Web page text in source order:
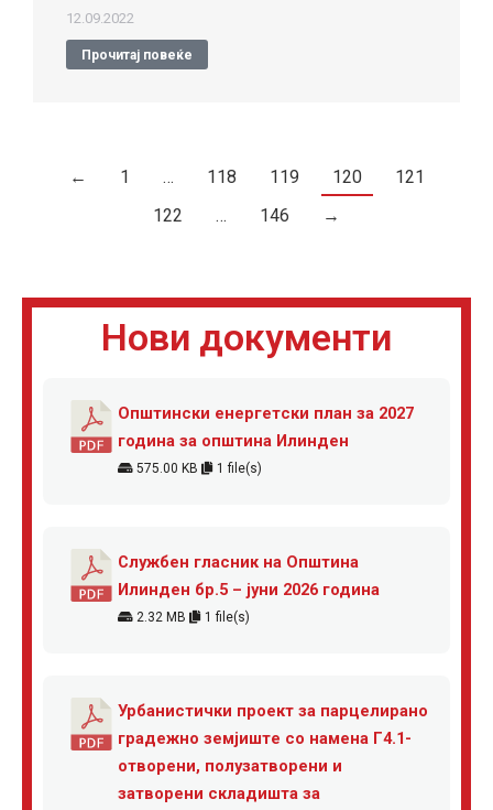
12.09.2022
Прочитај повеќе
← 1 … 118 119 120
121
122
… 146 →
Нови документи
Општински енергетски план за 2027
година за општина Илинден
575.00 KB 1 file(s)
Службен гласник на Општина
Илинден бр.5 – јуни 2026 година
2.32 MB 1 file(s)
Урбанистички проект за парцелирано
градежно земјиште со намена Г4.1-
отворени, полузатворени и
затворени складишта за